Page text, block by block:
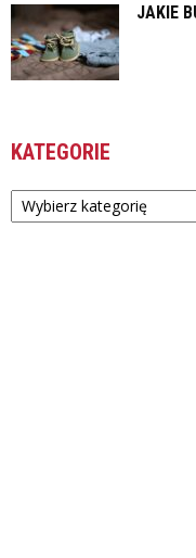
JAKIE
KATEGORIE
Kategorie